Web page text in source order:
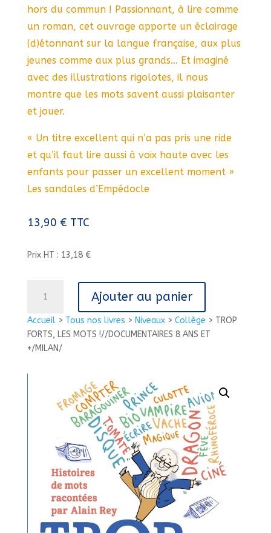
Accueil> Tous nos livres > Niveaux> Collège > TROP
FORTS, LES MOTS !//DOCUMENTAIRES 8 ANS ET
+/MILAN/
hors du commun ! Passionnant, à lire comme
un roman, cet ouvrage apporte un éclairage
(d)étonnant sur la langue française, aux plus
jeunes comme aux plus grands… Et imaginé
avec des illustrations rigolotes, il nous
montre que les mots savent aussi plaisanter
et jouer.
« Un titre excellent qui n’a pas pris une ride
et qu’il faut lire aussi à voix haute avec les
enfants pour passer un excellent moment »
Les sandales d’Empédocle
13,90 € TTC
Prix HT : 13,18 €
TROP
FORTS,
LES
+/MILAN/
Ajouter au panier